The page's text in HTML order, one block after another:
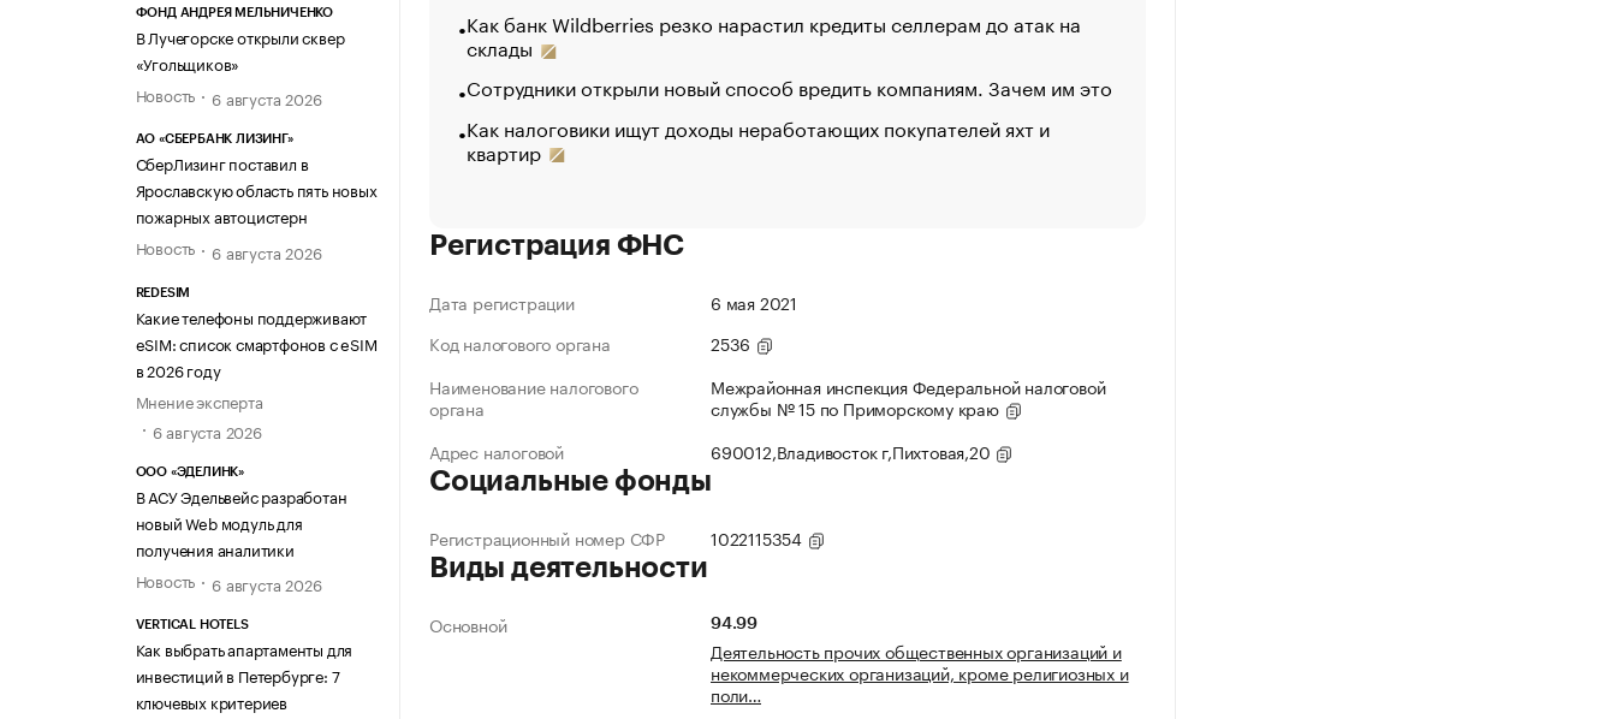
ФОНД АНДРЕЯ МЕЛЬНИЧЕНКО
В Лучегорске открыли сквер
«Угольщиков»
Новость
6 августа 2026
АО «СБЕРБАНК ЛИЗИНГ»
СберЛизинг поставил в
Ярославскую область пять новых
пожарных автоцистерн
Новость
6 августа 2026
REDESIM
Какие телефоны поддерживают
eSIM: список смартфонов с eSIM
в 2026 году
Мнение эксперта
6 августа 2026
ООО «ЭДЕЛИНК»
В АСУ Эдельвейс разработан
новый Web модуль для
получения аналитики
Новость
6 августа 2026
VERTICAL HOTELS
Как выбрать апартаменты для
инвестиций в Петербурге: 7
ключевых критериев
Как банк Wildberries резко нарастил кредиты селлерам до атак на
склады
Сотрудники открыли новый способ вредить компаниям. Зачем им это
Как налоговики ищут доходы неработающих покупателей яхт и
квартир
Регистрация ФНС
Дата регистрации
6 мая 2021
Код налогового органа
2536
Наименование налогового
органа
Межрайонная инспекция Федеральной налоговой
службы № 15 по Приморскому краю
Адрес налоговой
690012,Владивосток г,Пихтовая,20
Социальные фонды
Регистрационный номер СФР 1022115354
Виды деятельности
Основной 94.99
Деятельность прочих общественных организаций и
некоммерческих организаций, кроме религиозных и
поли…